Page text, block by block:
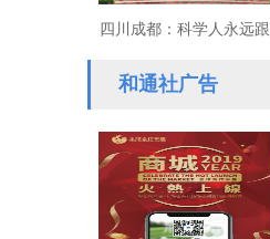
四川成都：科学人永远跟
党走！
和通社广告